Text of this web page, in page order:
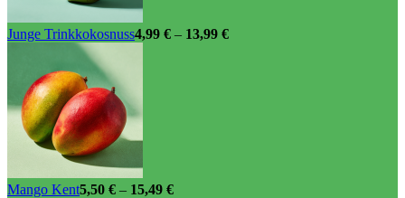
Junge Trinkkokosnuss4,99 € – 13,99 €
Mango Kent5,50 € – 15,49 €